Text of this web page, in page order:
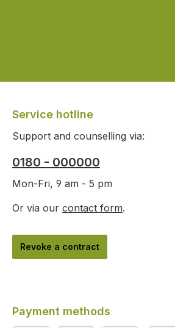
Service hotline
Support and counselling via:
0180 - 000000
Mon-Fri, 9 am - 5 pm
Or via our contact form.
Revoke a contract
Payment methods